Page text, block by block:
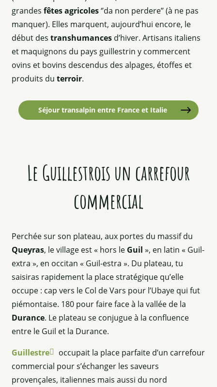
grandes fêtes agricoles‘’da non perdere’’ (à ne pas
manquer). Elles marquent, aujourd’hui encore, le
début des transhumances d’hiver. Artisans italiens
et maquignons du pays guillestrin y commercent
ovins et bovins descendus des alpages, étoffes et
produits du terroir.
Séjour transalpin entre France et Italie
Le Guillestrois un carrefour
commercial
Perchée sur son plateau, aux portes du massif du
Queyras, le village est « hors le Guil », en latin « Guil-
extra », en occitan « Guil-estra ». Du plateau, tu
saisiras rapidement la place stratégique qu’elle
occupe : cap vers le Col de Vars pour l’Ubaye qui fut
piémontaise. 180 pour faire face à la vallée de la
Durance. Le plateau se conjugue à la confluence
entre le Guil et la Durance.
Guillestre
occupait la place parfaite d’un carrefour
commercial pour s’échanger les saveurs
provençales, italiennes mais aussi du nord